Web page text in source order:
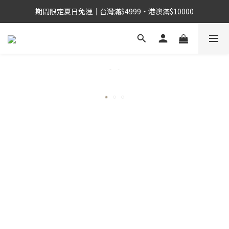
期間限定夏日免運｜台灣滿$4999・港澳滿$10000